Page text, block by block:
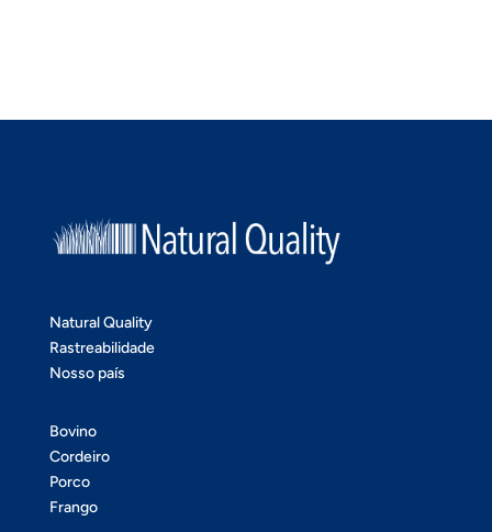
Natural Quality
Rastreabilidade
Nosso país
Bovino
Cordeiro
Porco
Frango